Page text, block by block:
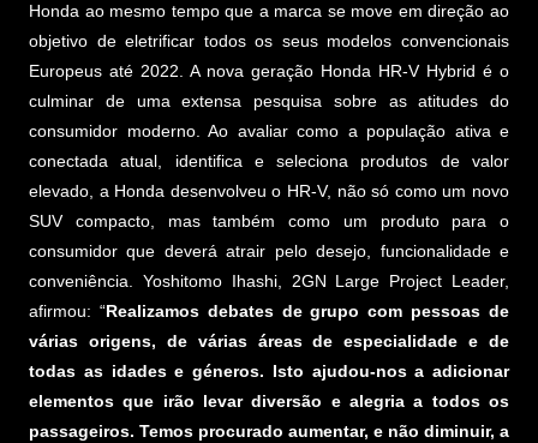
Honda ao mesmo tempo que a marca se move em direção ao
objetivo de eletrificar todos os seus modelos convencionais
Europeus até 2022. A nova geração Honda HR-V Hybrid é o
culminar de uma extensa pesquisa sobre as atitudes do
consumidor moderno. Ao avaliar como a população ativa e
conectada atual, identifica e seleciona produtos de valor
elevado, a Honda desenvolveu o HR-V, não só como um novo
SUV compacto, mas também como um produto para o
consumidor que deverá atrair pelo desejo, funcionalidade e
conveniência. Yoshitomo Ihashi, 2GN Large Project Leader,
afirmou: “Realizamos debates de grupo com pessoas de
várias origens, de várias áreas de especialidade e de
todas as idades e géneros. Isto ajudou-nos a adicionar
elementos que irão levar diversão e alegria a todos os
passageiros. Temos procurado aumentar, e não diminuir, a